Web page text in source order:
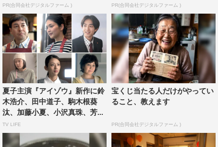
ャーロック』でコンビでドラマ初出演を果たしたほか、み
ちおが漫画「巨大生物ばかりの異世界をパルクールと足場
スキルで無双する。」で原作を担当するなど、ジャンル問
わず活躍している。
ニコニコしながら狂気を感じさせる行動や言動が注目を集
めることもあるみちおが、安座間たちを驚かせる狂気に満
ちた男・江崎を演じる。窃盗や強盗で何度も逮捕されてき
た江崎は、「事件から10年後の今、なぜ出頭したのか？」
と尋ねられ、「10周年記念ですよ」と不気味な笑みを浮か
べる。果たして、江崎は犯人なのか。
PR(合同会社デジタルファーム ) PR(合同会社デジタルファーム )
夏子主演『アイゾウ』新作に鈴
木浩介、田中道子、駒木根葵
汰、加藤小夏、小沢真珠、芳...
TV LIFE
宝くじ当たる人だけがやってい
ること、教えます
PR(合同会社デジタルファーム )